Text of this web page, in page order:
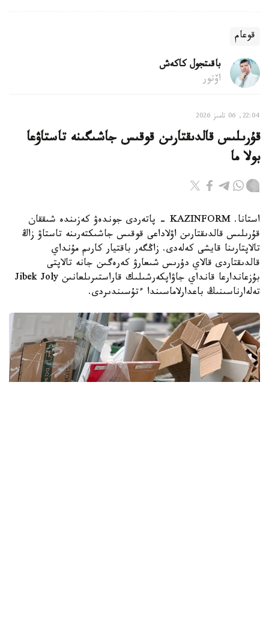
قوعام
باقىتجول كاكەش
اۆتور
22:04, 06 تامىز 2026
قۇرىلىس قالدىقتارىن قوقىس جاشىگىنە تاستاۋعا
بولا ما
استانا. KAZINFORM - پاتەردى جوندەۋ كەزىندە شىققان
قۇرىلىس قالدىقتارىن اۋلاداعى قوقىس جاشىكتەرىنە تاستاۋ زاڭ
تالاپتارىنا قايشى كەلەدى. زاڭگەر باقتيار كارىم مۇنداي
قالدىقتاردى قالاي دۇرىس شىعارۋ كەرەگىن جانە تالاپتى
بۇزعاندارعا قانداي جاۋاپكەرشىلىك قاراستىرىلعانىن Jibek Joly
تەلەارناسىنىڭ باعدارلاماسىندا ءتۇسىندىردى.